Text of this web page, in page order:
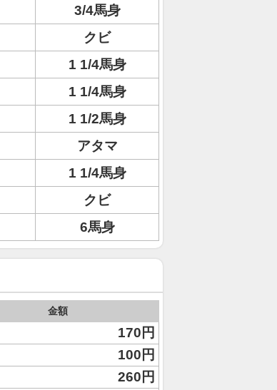
3/4馬身
クビ
1 1/4馬身
1 1/4馬身
1 1/2馬身
アタマ
1 1/4馬身
クビ
6馬身
金額
170円
100円
260円